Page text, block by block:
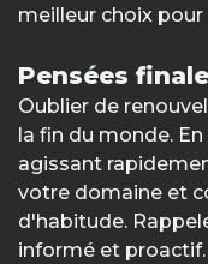
meilleur choix
Pensées
Oublier de
la fin du monde.
agissant
votre domaine et
d'habitude.
informé et